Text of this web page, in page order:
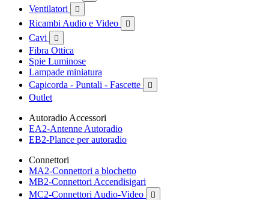
Ventilatori 
Ricambi Audio e Video 
Cavi 
Fibra Ottica
Spie Luminose
Lampade miniatura
Capicorda - Puntali - Fascette

Outlet
Autoradio Accessori
EA2-Antenne Autoradio
EB2-Plance per autoradio
Connettori
MA2-Connettori a blochetto
MB2-Connettori Accendisigari
MC2-Connettori Audio-Video
